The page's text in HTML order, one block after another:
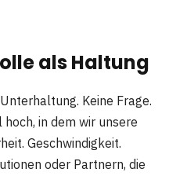
als Haltung
Keine Frage.
in dem wir unsere
Geschwindigkeit.
oder Partnern, die